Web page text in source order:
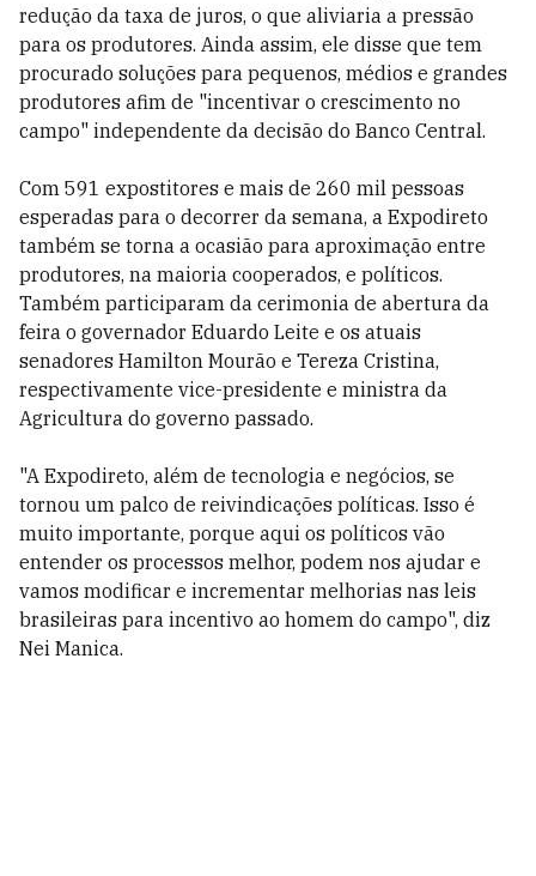
redução da taxa de juros, o que aliviaria a pressão
para os produtores. Ainda assim, ele disse que tem
procurado soluções para pequenos, médios e grandes
produtores afim de "incentivar o crescimento no
campo" independente da decisão do Banco Central.
Com 591 expostitores e mais de 260 mil pessoas
esperadas para o decorrer da semana, a Expodireto
também se torna a ocasião para aproximação entre
produtores, na maioria cooperados, e políticos.
Também participaram da cerimonia de abertura da
feira o governador Eduardo Leite e os atuais
senadores Hamilton Mourão e Tereza Cristina,
respectivamente vice-presidente e ministra da
Agricultura do governo passado.
"A Expodireto, além de tecnologia e negócios, se
tornou um palco de reivindicações políticas. Isso é
muito importante, porque aqui os políticos vão
entender os processos melhor, podem nos ajudar e
vamos modificar e incrementar melhorias nas leis
brasileiras para incentivo ao homem do campo", diz
Nei Manica.